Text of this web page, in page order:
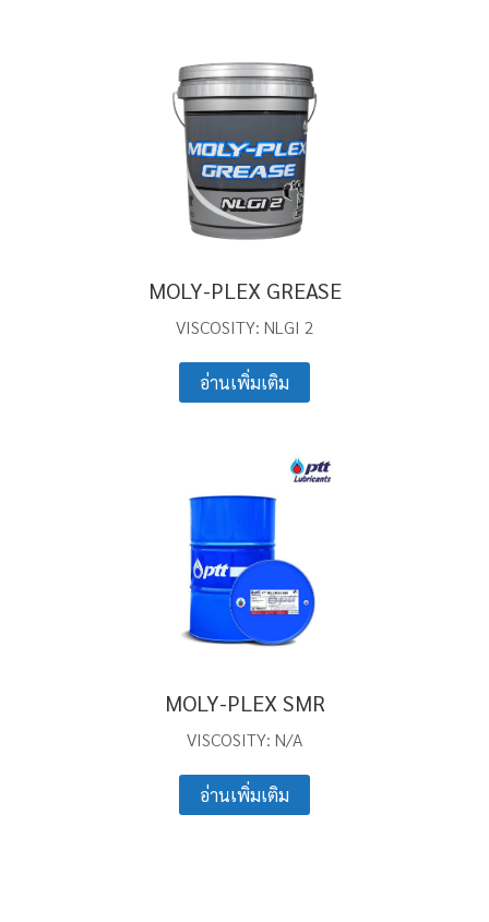
MOLY-PLEX GREASE
VISCOSITY: NLGI 2
อ่านเพิ่มเติม
MOLY-PLEX SMR
VISCOSITY: N/A
อ่านเพิ่มเติม